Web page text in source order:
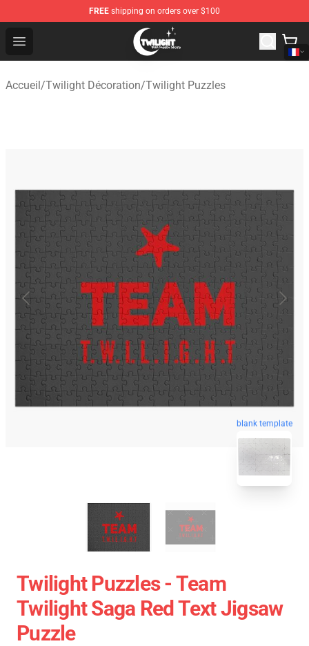
FREE shipping on orders over $100
Open menu
Twilight Store - Official Twilight Merchandise Shop
Accueil/Twilight Décoration/Twilight Puzzles
blank template
Twilight Puzzles - Team
Twilight Saga Red Text Jigsaw
Puzzle